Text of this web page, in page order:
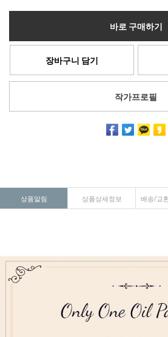
바로 구매하기
장바구니 담기
작가프로필
상품알림 상품상세정보 배송/교